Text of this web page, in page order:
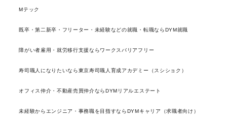
Mテック
既卒・第二新卒・フリーター・未経験などの就職・転職ならDYM就職
障がい者雇用・就労移行支援ならワークスバリアフリー
寿司職人になりたいなら東京寿司職人育成アカデミー（スシショク）
オフィス仲介・不動産売買仲介ならDYMリアルエステート
未経験からエンジニア・事務職を目指すならDYMキャリア（求職者向け）